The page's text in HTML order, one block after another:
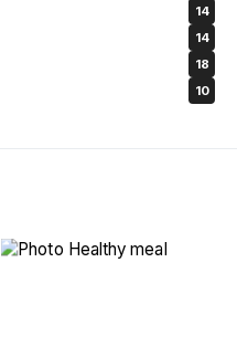
14
14
18
10